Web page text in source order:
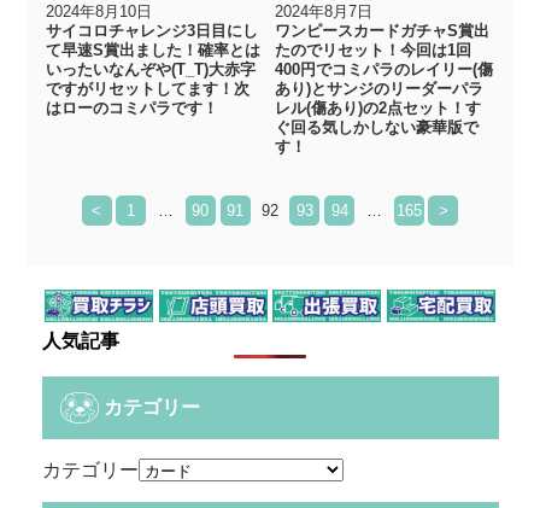
2024年8月10日
サイコロチャレンジ3日目にし
て早速S賞出ました！確率とは
いったいなんぞや(T_T)大赤字
ですがリセットしてます！次
はローのコミパラです！
2024年8月7日
ワンピースカードガチャS賞出
たのでリセット！今回は1回
400円でコミパラのレイリー(傷
あり)とサンジのリーダーパラ
レル(傷あり)の2点セット！す
ぐ回る気しかしない豪華版で
す！
< 1 90 91 92 93 94 165 >
人気記事
カテゴリー
カテゴリー